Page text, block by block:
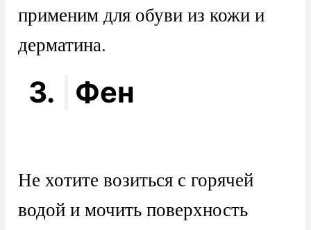
применим для обуви из кожи и
дерматина.
3. Фен
Не хотите возиться с горячей
водой и мочить поверхность